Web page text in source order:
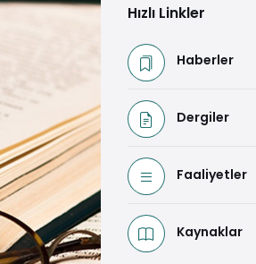
Hızlı Linkler
Haberler
Dergiler
Faaliyetler
Kaynaklar